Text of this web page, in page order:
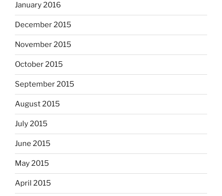
January 2016
December 2015
November 2015
October 2015
September 2015
August 2015
July 2015
June 2015
May 2015
April 2015